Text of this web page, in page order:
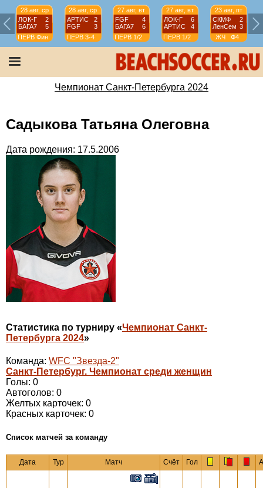
28 авг, ср
ЛОК-Г
2
БАГА7
5
ПЕРВ Фин
28 авг, ср
АРТИС
2
FGF
3
ПЕРВ 3-4
27 авг, вт
FGF
4
БАГА7
6
ПЕРВ 1/2
27 авг, вт
ЛОК-Г
6
АРТИС
4
ПЕРВ 1/2
23 авг, пт
СКМФ
2
ЛенСем 3
ЖЧ
Ф4
Чемпионат Санкт-Петербурга 2024
Садыкова Татьяна Олеговна
Дата рождения: 17.5.2006
Статистика по турниру «Чемпионат Санкт-
Петербурга 2024»
Команда: WFC "Звезда-2"
Санкт-Петербург. Чемпионат среди женщин
Голы: 0
Автоголов: 0
Желтых карточек: 0
Красных карточек: 0
Cписок матчей за команду
Дата Тур Матч Счёт Гол